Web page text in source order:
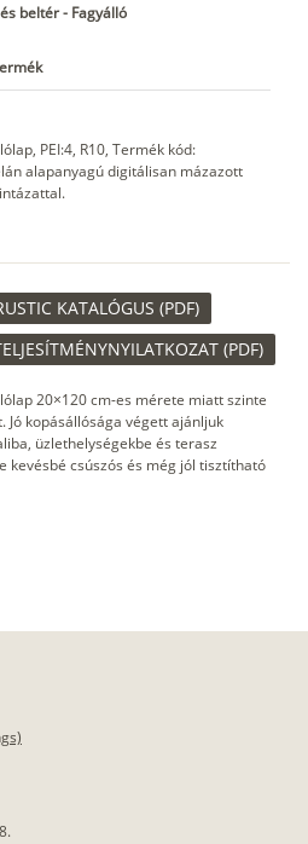
beltér - Fagyálló
PEI:4, R10, Termék kód:
alapanyagú digitálisan mázazott
KATALÓGUS (PDF)
(PDF)
20×120 cm-es mérete miatt szinte
kopásállósága végett ajánljuk
üzlethelységekbe és terasz
kevésbé csúszós és még jól tisztítható